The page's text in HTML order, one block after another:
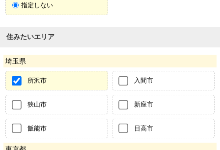
指定しない
住みたいエリア
埼玉県
所沢市 入間市
狭山市 新座市
飯能市 日高市